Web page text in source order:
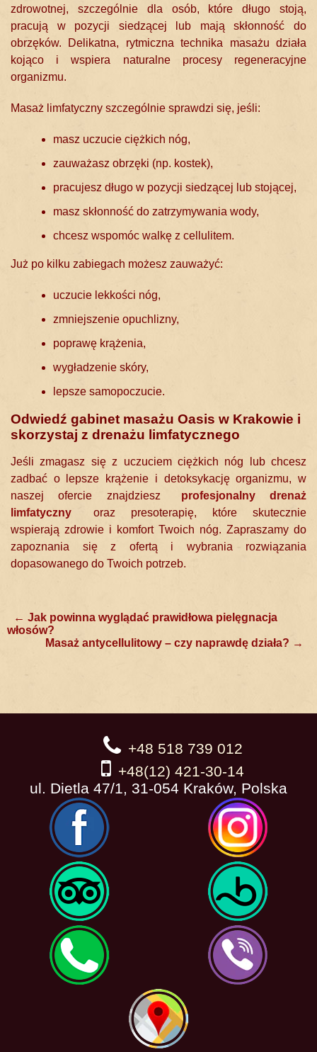
zdrowotnej, szczególnie dla osób, które długo stoją,
pracują w pozycji siedzącej lub mają skłonność do
obrzęków. Delikatna, rytmiczna technika masażu działa
kojąco i wspiera naturalne procesy regeneracyjne
organizmu.
Masaż limfatyczny szczególnie sprawdzi się, jeśli:
masz uczucie ciężkich nóg,
zauważasz obrzęki (np. kostek),
pracujesz długo w pozycji siedzącej lub stojącej,
masz skłonność do zatrzymywania wody,
chcesz wspomóc walkę z cellulitem.
Już po kilku zabiegach możesz zauważyć:
uczucie lekkości nóg,
zmniejszenie opuchlizny,
poprawę krążenia,
wygładzenie skóry,
lepsze samopoczucie.
Odwiedź gabinet masażu Oasis w Krakowie i
skorzystaj z drenażu limfatycznego
Jeśli zmagasz się z uczuciem ciężkich nóg lub chcesz
zadbać o lepsze krążenie i detoksykację organizmu, w
naszej ofercie znajdziesz
profesjonalny drenaż
limfatyczny
oraz presoterapię, które skutecznie
wspierają zdrowie i komfort Twoich nóg. Zapraszamy do
zapoznania się z ofertą i wybrania rozwiązania
dopasowanego do Twoich potrzeb.
Post
navigation
← Jak powinna wyglądać prawidłowa pielęgnacja
włosów?
Masaż antycellulitowy – czy naprawdę działa? →
+48 518 739 012
+48(12) 421-30-14
ul. Dietla 47/1, 31-054 Kraków, Polska